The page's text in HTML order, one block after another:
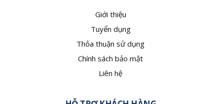
Giới thiệu
Tuyển dụng
Thỏa thuận sử dụng
Chính sách bảo mật
Liên hệ